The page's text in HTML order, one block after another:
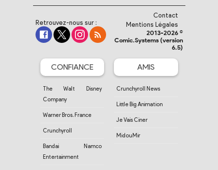
Retrouvez-nous sur :
Contact
Mentions Légales
2013-2026 ©
Comic.Systems (version
6.5)
CONFIANCE
The Walt Disney
Company
Warner Bros. France
Crunchyroll
Bandai Namco
Entertainment
AMIS
Crunchyroll News
Little Big Animation
Je Vais Ciner
MidouMir